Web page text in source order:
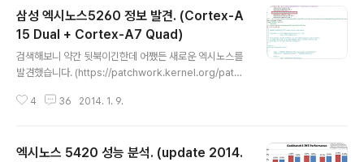
삼성 엑시노스5260 정보 발견. (Cortex-A
15 Dual + Cortex-A7 Quad)
검색해보니 약간 뒷북이긴한데 어쨌든 새로운 엑시노스를
발견했습니다. (https://patchwork.kernel.org/patc
는 xyref5260 인가 봅니다. EVT0 이라고 돼있는데 EV
447921/) CPU를 보면 Cortex-A15 듀얼코어 + Cort
4 36 2014. 1. 9.
엑시노스 5420 성능 분석. (update 2014.